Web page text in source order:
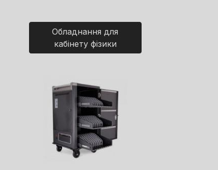
Обладнання для
кабінету фізики